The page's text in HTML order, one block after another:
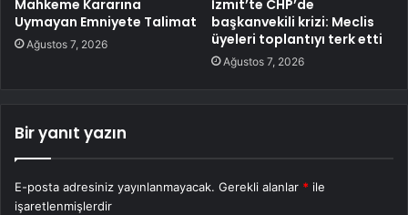
Mahkeme Kararına
Uymayan Emniyete Talimat
Ağustos 7, 2026
İzmit’te CHP’de
başkanvekili krizi: Meclis
üyeleri toplantıyı terk etti
Ağustos 7, 2026
Bir yanıt yazın
E-posta adresiniz yayınlanmayacak. Gerekli alanlar * ile
işaretlenmişlerdir